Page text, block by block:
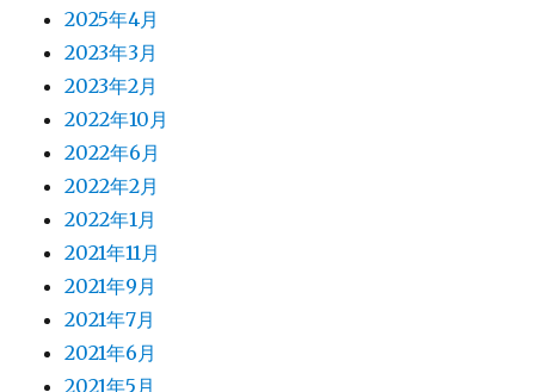
2025年4月
2023年3月
2023年2月
2022年10月
2022年6月
2022年2月
2022年1月
2021年11月
2021年9月
2021年7月
2021年6月
2021年5月